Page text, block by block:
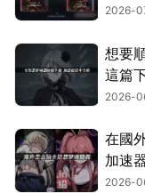
2026-
想要
這篇
2026-
在國
加速
遊玩
2026-